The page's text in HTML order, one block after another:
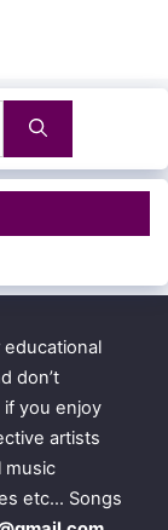
educational
don’t
you enjoy
artists
music
etc… Songs